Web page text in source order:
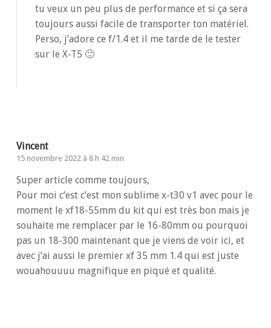
tu veux un peu plus de performance et si ça sera
toujours aussi facile de transporter ton matériel.
Perso, j’adore ce f/1.4 et il me tarde de le tester
sur le X-T5 🙂
Vincent
15 novembre 2022 à 8 h 42 min
Super article comme toujours,
Pour moi c’est c’est mon sublime x-t30 v1 avec pour le
moment le xf18-55mm du kit qui est très bon mais je
souhaite me remplacer par le 16-80mm ou pourquoi
pas un 18-300 maintenant que je viens de voir ici, et
avec j’ai aussi le premier xf 35 mm 1.4 qui est juste
wouahouuuu magnifique en piqué et qualité.